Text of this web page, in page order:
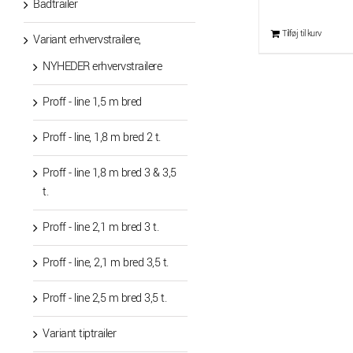
Tilføj til kurv
Bådtrailer
Variant erhvervstrailere,
NYHEDER erhvervstrailere
Proff - line 1,5 m bred
Proff - line, 1,8 m bred 2 t.
Proff - line 1,8 m bred 3 & 3,5
t.
Proff - line 2,1 m bred 3 t.
Proff - line, 2,1 m bred 3,5 t.
Proff - line 2,5 m bred 3,5 t.
Variant tiptrailer